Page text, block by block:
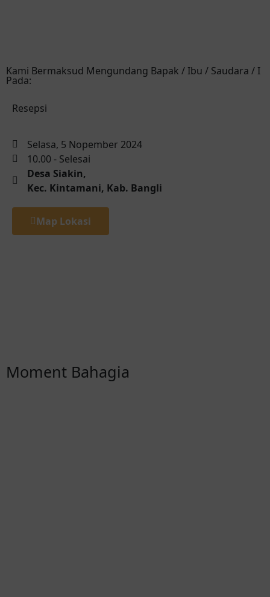
Kami Bermaksud Mengundang Bapak / Ibu / Saudara / I
Pada:
Resepsi
Selasa, 5 Nopember 2024
10.00 - Selesai
Desa Siakin,
Kec. Kintamani, Kab. Bangli
Map Lokasi
Moment Bahagia